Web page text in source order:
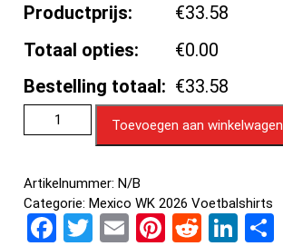
Productprijs:
€33.58
Totaal opties:
€0.00
Bestelling totaal: €33.58
Toevoegen aan winkelwagen
Artikelnummer:N/B
Categorie:Mexico WK 2026 Voetbalshirts
F
T
E
Pi R
Li